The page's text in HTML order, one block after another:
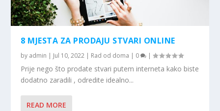
8 MJESTA ZA PRODAJU STVARI ONLINE
by admin | Jul 10, 2022 | Rad od doma | 0 |
Prije nego što prodate stvari putem interneta kako biste
dodatno zaradili , odredite idealno...
READ MORE